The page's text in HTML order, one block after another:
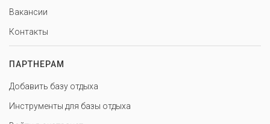
Вакансии
Контакты
ПАРТНЕРАМ
Добавить базу отдыха
Инструменты для базы отдыха